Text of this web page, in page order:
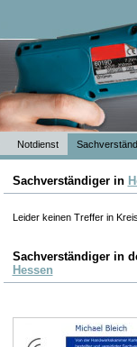
Notdienst
Sachverständiger in
Leider keinen Treffer in
Sachverständiger in
Hessen